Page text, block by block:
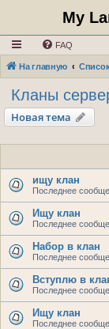
My
FAQ
На главную
Кланы
Новая тема
ищу клан
Последнее
Ищу клан
Последнее
Набор в клан
Последнее
Вступлю в
Последнее
Ищу клан
Последнее